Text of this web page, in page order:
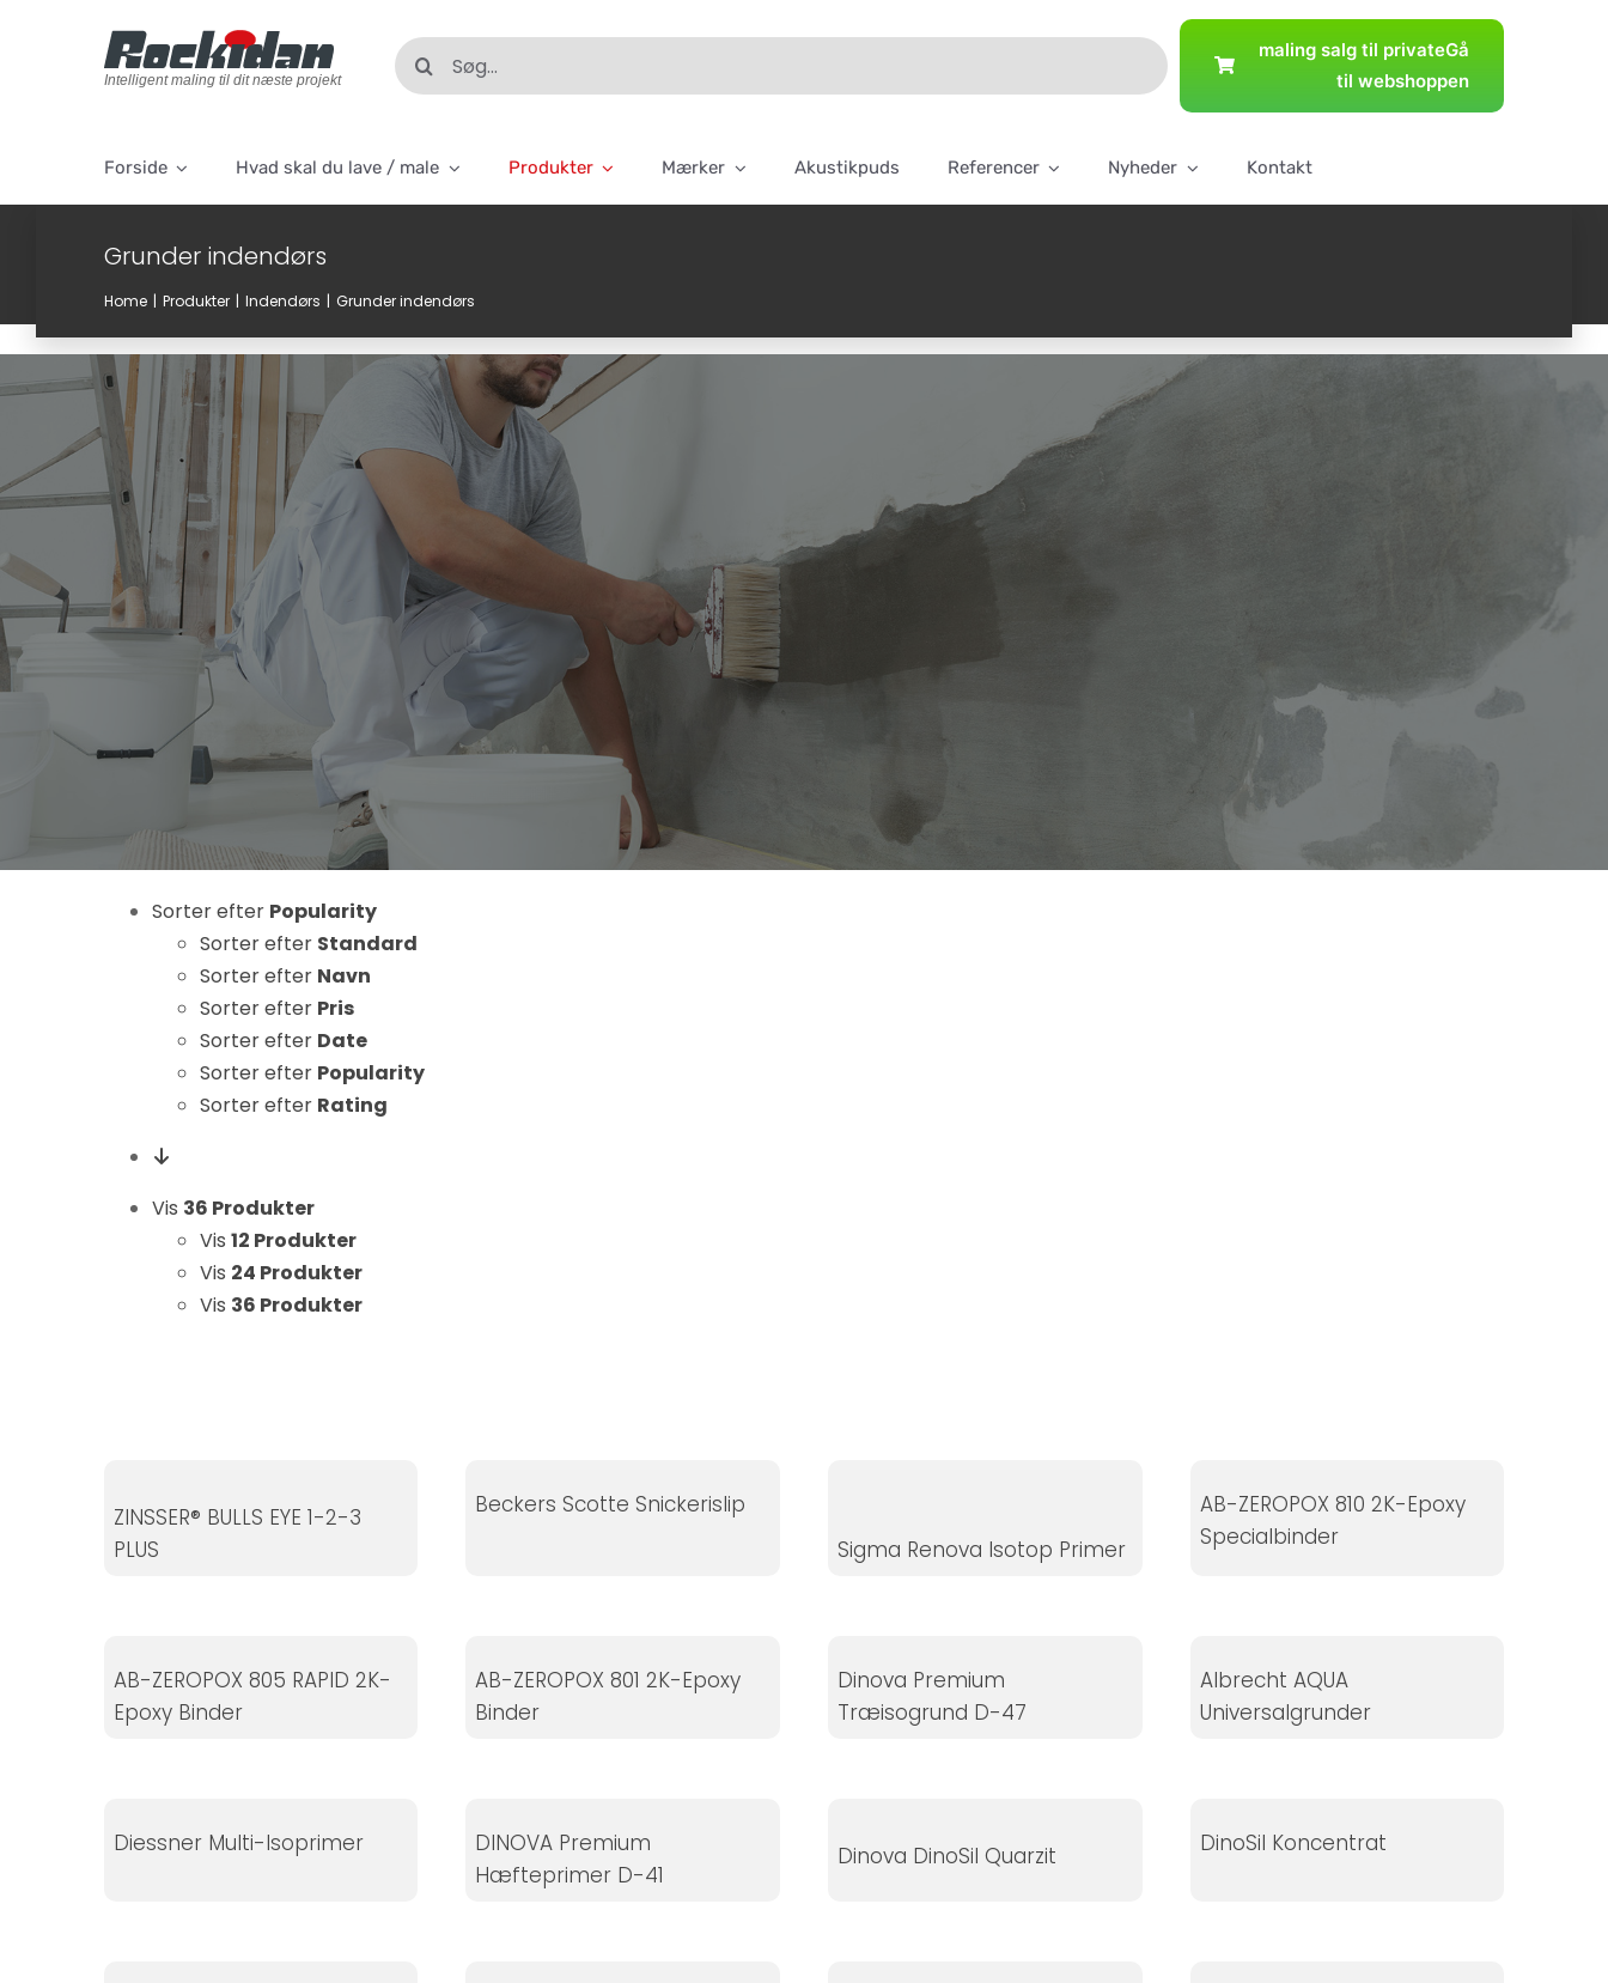
Intelligent maling til dit næste projekt
Søg
efter:
maling salg til privateGå
til webshoppen
Forside Hvad skal du lave / male Produkter Mærker Akustikpuds Referencer Nyheder Kontakt
Grunder indendørs
Home Produkter Indendørs Grunder indendørs
Sorter efter Popularity
Sorter efter Standard
Sorter efter Navn
Sorter efter Pris
Sorter efter Date
Sorter efter Popularity
Sorter efter Rating
Vis 36 Produkter
Vis 12 Produkter
Vis 24 Produkter
Vis 36 Produkter
ZINSSER® BULLS EYE 1-2-3
PLUS
Beckers Scotte Snickerislip
Sigma Renova Isotop Primer
AB-ZEROPOX 810 2K-Epoxy
Specialbinder
AB-ZEROPOX 805 RAPID 2K-
Epoxy Binder
AB-ZEROPOX 801 2K-Epoxy
Binder
Dinova Premium
Træisogrund D-47
Albrecht AQUA
Universalgrunder
Diessner Multi-Isoprimer
DINOVA Premium
Hæfteprimer D-41
Dinova DinoSil Quarzit DinoSil Koncentrat
nødvendige
funktionalitet
skal fungere
så godt som
forsvinder